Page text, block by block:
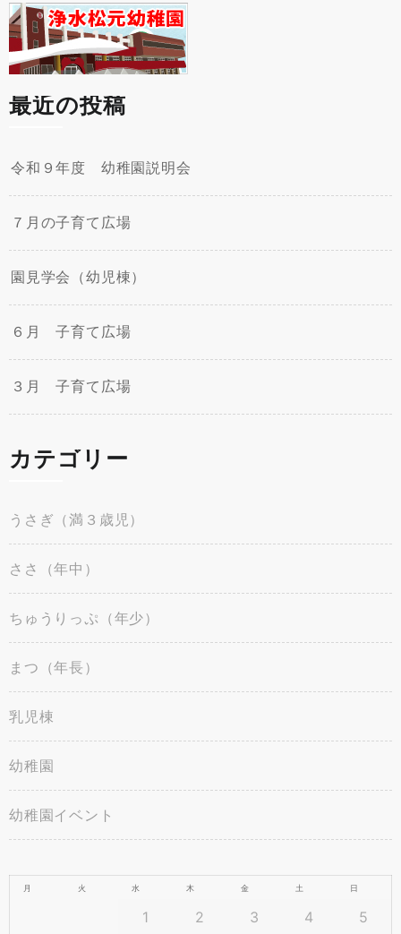
最近の投稿
令和９年度 幼稚園説明会
７月の子育て広場
園見学会（幼児棟）
６月 子育て広場
３月 子育て広場
カテゴリー
うさぎ（満３歳児）
ささ（年中）
ちゅうりっぷ（年少）
まつ（年長）
乳児棟
幼稚園
幼稚園イベント
月 火 水 木 金 土 日
1 2 3 4
5